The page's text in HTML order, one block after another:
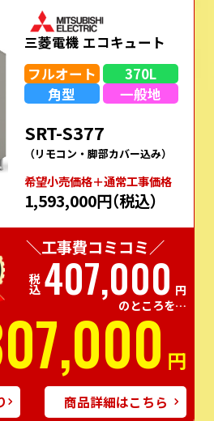
三菱電機 エコキュート
フルオート
370L
角型
一般地
SRT-S377
（リモコン・脚部カバー込み）
希望⼩売価格＋通常⼯事価格
1,593,000円（税込）
＼工事費コミコミ／
税込407,000 円
のところを…
円
商品詳細はこちら